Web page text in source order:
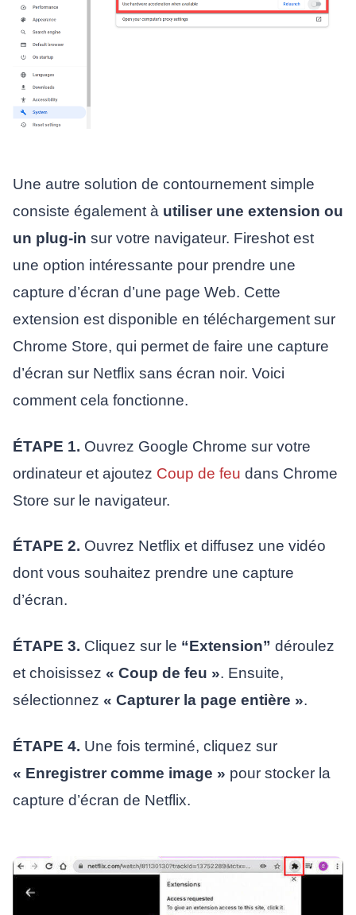
Une autre solution de contournement simple
consiste également à utiliser une extension ou
un plug-in sur votre navigateur. Fireshot est
une option intéressante pour prendre une
capture d’écran d’une page Web. Cette
extension est disponible en téléchargement sur
Chrome Store, qui permet de faire une capture
d’écran sur Netflix sans écran noir. Voici
comment cela fonctionne.
ÉTAPE 1. Ouvrez Google Chrome sur votre
ordinateur et ajoutez Coup de feu dans Chrome
Store sur le navigateur.
ÉTAPE 2. Ouvrez Netflix et diffusez une vidéo
dont vous souhaitez prendre une capture
d’écran.
ÉTAPE 3. Cliquez sur le “Extension” déroulez
et choisissez « Coup de feu ». Ensuite,
sélectionnez « Capturer la page entière ».
ÉTAPE 4. Une fois terminé, cliquez sur
« Enregistrer comme image » pour stocker la
capture d’écran de Netflix.